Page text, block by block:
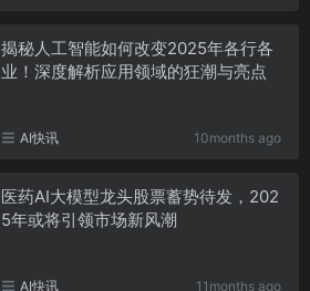
揭秘人工智能如何改变2025年各行各
业！深度解析应用领域的狂潮与亮点
AI快讯 10months ago
医药AI大模型龙头股票蓄势待发，202
5年或将引领市场新风潮
AI快讯 11months ago